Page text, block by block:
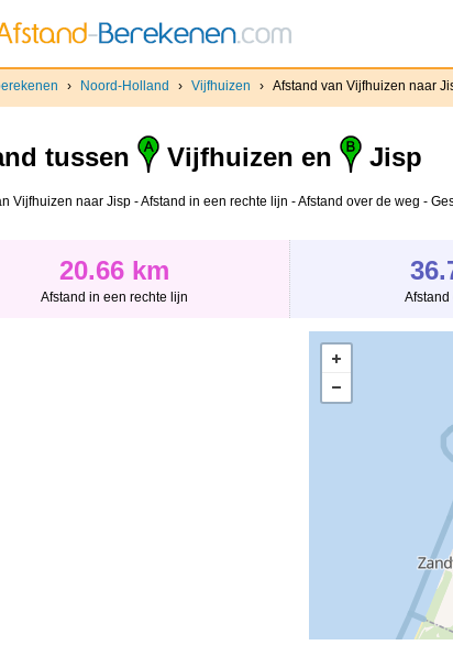
› Noord-Holland › Vijfhuizen › Afstand van Vijfhuizen naar
tussen Vijfhuizen en Jisp
Vijfhuizen naar Jisp - Afstand in een rechte lijn - Afstand over de weg -
20.66 km
Afstand in een rechte lijn Afstand